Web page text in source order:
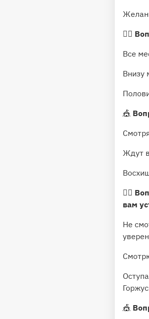
🤸‍♀️
Все
Внизу
🎪
Ждут
🤸‍♀️
вам
Не
🎪